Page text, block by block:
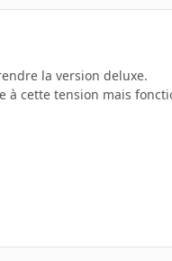
la version deluxe.
cette tension mais